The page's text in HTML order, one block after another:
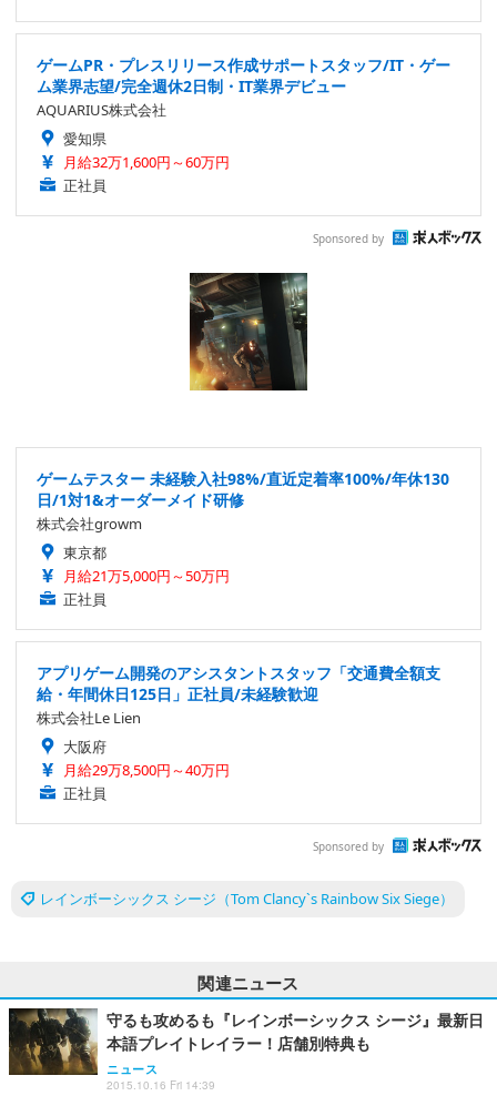
ゲームPR・プレスリリース作成サポートスタッフ/IT・ゲー
ム業界志望/完全週休2日制・IT業界デビュー
AQUARIUS株式会社
愛知県
月給32万1,600円～60万円
正社員
Sponsored by
ゲームテスター 未経験入社98%/直近定着率100%/年休130
日/1対1&オーダーメイド研修
株式会社growm
東京都
月給21万5,000円～50万円
正社員
アプリゲーム開発のアシスタントスタッフ「交通費全額支
給・年間休日125日」正社員/未経験歓迎
株式会社Le Lien
大阪府
月給29万8,500円～40万円
正社員
Sponsored by
レインボーシックス シージ（Tom Clancy`s Rainbow Six Siege）
関連ニュース
守るも攻めるも『レインボーシックス シージ』最新日
本語プレイトレイラー！店舗別特典も
ニュース
2015.10.16 Fri 14:39